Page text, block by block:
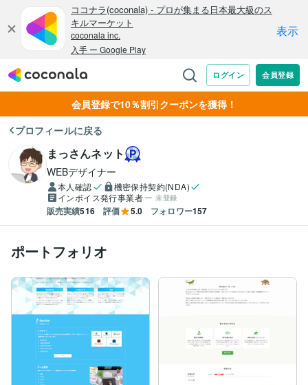
会員登録で10％割引クーポンを獲得！
プロフィールに戻る
まっさんネット
WEBデザイナー
本人確認
機密保持契約(NDA)
インボイス発行事業者
未登録
販売実績516 評価 5.0 フォロワー157
ポートフォリオ